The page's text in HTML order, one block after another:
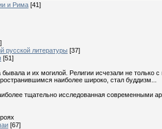
и Рима [41]
русской литературы [37]
[51]
и их могилой. Религии исчезали не
наиболее широко, стал буддизм...
тщательно исследованная современными
[67]